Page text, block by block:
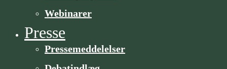
Webinarer
Presse
Pressemeddelelser